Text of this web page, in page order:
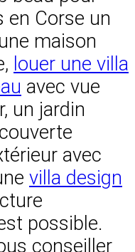
en Corse un
maison
louer une villa
avec vue
un jardin
avec
villa design
possible.
conseiller